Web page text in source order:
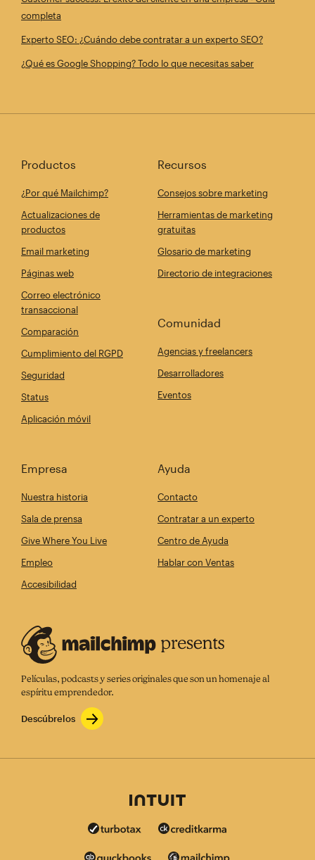
completa
Experto SEO: ¿Cuándo debe contratar a un experto SEO?
¿Qué es Google Shopping? Todo lo que necesitas saber
Productos
¿Por qué Mailchimp?
Actualizaciones de
productos
Email marketing
Páginas web
Correo electrónico
transaccional
Comparación
Cumplimiento del RGPD
Seguridad
Status
Aplicación móvil
Recursos
Consejos sobre marketing
Herramientas de marketing
gratuitas
Glosario de marketing
Directorio de integraciones
Comunidad
Agencias y freelancers
Desarrolladores
Eventos
Empresa
Nuestra historia
Sala de prensa
Give Where You Live
Empleo
Accesibilidad
Ayuda
Contacto
Contratar a un experto
Centro de Ayuda
Hablar con Ventas
Películas, podcasts y series originales que son un homenaje al
espíritu emprendedor.
Descúbrelos